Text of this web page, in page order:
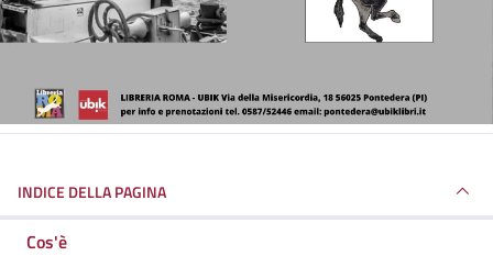
INDICE DELLA PAGINA
Cos'è